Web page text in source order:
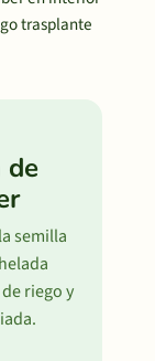
trasplante
de
semilla
riego y